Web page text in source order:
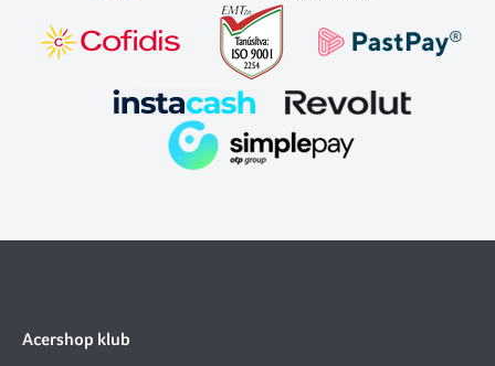
Acershop klub